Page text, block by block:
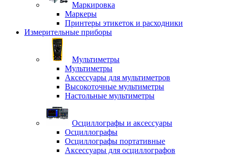
Маркировка
Маркеры
Принтеры этикеток и расходники
Измерительные приборы
Мультиметры
Мультиметры
Аксессуары для мультиметров
Высокоточные мультиметры
Настольные мультиметры
Осциллографы и аксессуары
Осциллографы
Осциллографы портативные
Аксессуары для осциллографов